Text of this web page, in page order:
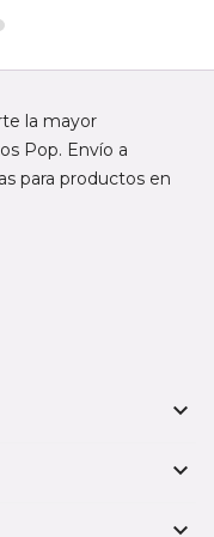
la mayor
Pop. Envío a
para productos en
keyboard_arrow_down
keyboard_arrow_down
keyboard_arrow_down